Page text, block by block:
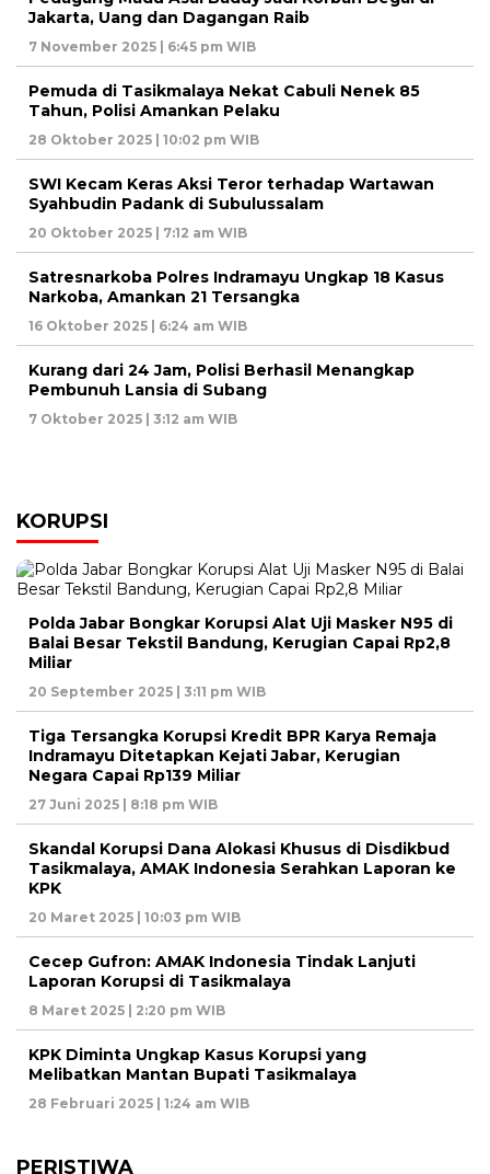
Jakarta, Uang dan Dagangan Raib
7 November 2025 | 6:45 pm WIB
Pemuda di Tasikmalaya Nekat Cabuli Nenek 85
Tahun, Polisi Amankan Pelaku
28 Oktober 2025 | 10:02 pm WIB
SWI Kecam Keras Aksi Teror terhadap Wartawan
Syahbudin Padank di Subulussalam
20 Oktober 2025 | 7:12 am WIB
Satresnarkoba Polres Indramayu Ungkap 18 Kasus
Narkoba, Amankan 21 Tersangka
16 Oktober 2025 | 6:24 am WIB
Kurang dari 24 Jam, Polisi Berhasil Menangkap
Pembunuh Lansia di Subang
7 Oktober 2025 | 3:12 am WIB
KORUPSI
Polda Jabar Bongkar Korupsi Alat Uji Masker N95 di
Balai Besar Tekstil Bandung, Kerugian Capai Rp2,8
Miliar
20 September 2025 | 3:11 pm WIB
Tiga Tersangka Korupsi Kredit BPR Karya Remaja
Indramayu Ditetapkan Kejati Jabar, Kerugian
Negara Capai Rp139 Miliar
27 Juni 2025 | 8:18 pm WIB
Skandal Korupsi Dana Alokasi Khusus di Disdikbud
Tasikmalaya, AMAK Indonesia Serahkan Laporan ke
KPK
20 Maret 2025 | 10:03 pm WIB
Cecep Gufron: AMAK Indonesia Tindak Lanjuti
Laporan Korupsi di Tasikmalaya
8 Maret 2025 | 2:20 pm WIB
KPK Diminta Ungkap Kasus Korupsi yang
Melibatkan Mantan Bupati Tasikmalaya
28 Februari 2025 | 1:24 am WIB
PERISTIWA